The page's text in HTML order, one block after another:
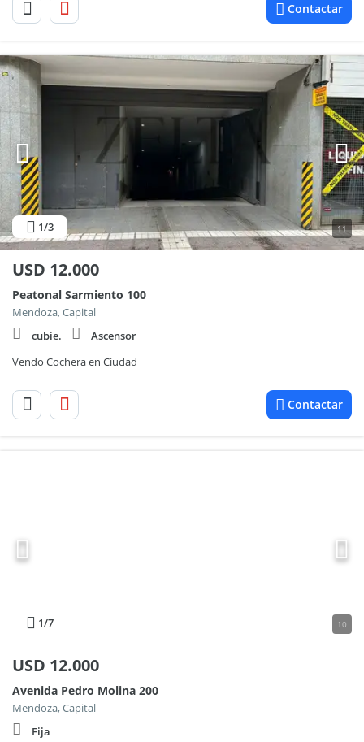
Contactar
1/3 11
USD 12.000
Peatonal Sarmiento 100
Mendoza, Capital
cubie.
Ascensor
Vendo Cochera en Ciudad
Contactar
1/7 10
USD 12.000
Avenida Pedro Molina 200
Mendoza, Capital
Fija